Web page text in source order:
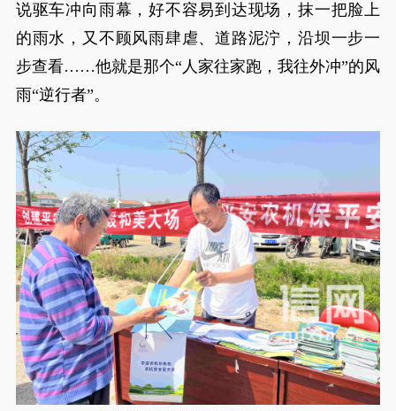
说驱车冲向雨幕，好不容易到达现场，抹一把脸上
的雨水，又不顾风雨肆虐、道路泥泞，沿坝一步一
步查看……他就是那个“人家往家跑，我往外冲”的风
雨“逆行者”。